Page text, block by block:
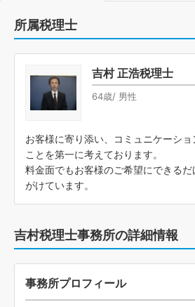
所属税理士
吉村 正浩税理士
64歳/ 男性
お客様に寄り添い、コミュニケーシ
ことを第一に考えております。
料金面でもお客様のご希望にできる
がけています。
吉村税理士事務所の詳細情報
事務所プロフィール